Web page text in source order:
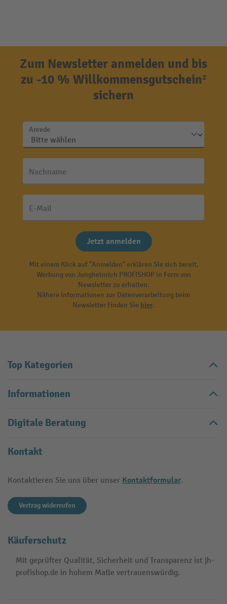
Zum Newsletter anmelden und bis
zu -10 % Willkommensgutschein²
sichern
Anrede
Nachname
E-Mail
Jetzt anmelden
Mit einem Klick auf "Anmelden" erklären Sie sich bereit,
Werbung von Jungheinrich PROFISHOP in Form von
Newsletter zu erhalten.
Nähere Informationen zur Datenverarbeitung beim
Newsletter finden Sie hier.
Top Kategorien
Informationen
Digitale Beratung
Kontakt
Kontaktieren Sie uns über unser Kontaktformular.
Vertrag widerrufen
Käuferschutz
Mit geprüfter Qualität, Sicherheit und Transparenz ist jh-
profishop.de in hohem Maße vertrauenswürdig.